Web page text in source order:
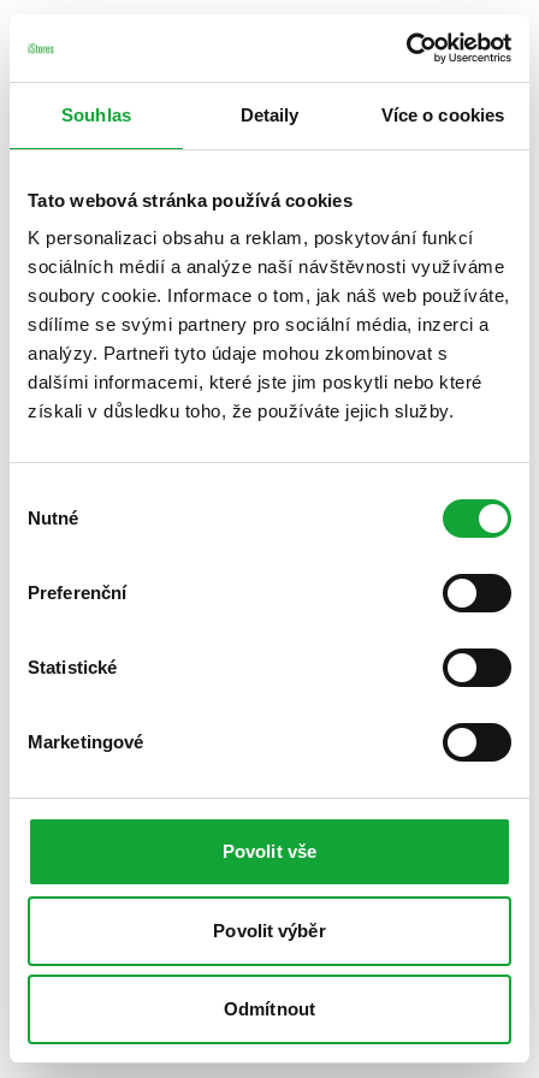
Souhlas Detaily Více o cookies
Tato webová stránka používá cookies
K personalizaci obsahu a reklam, poskytování funkcí
sociálních médií a analýze naší návštěvnosti využíváme
soubory cookie. Informace o tom, jak náš web používáte,
sdílíme se svými partnery pro sociální média, inzerci a
analýzy. Partneři tyto údaje mohou zkombinovat s
dalšími informacemi, které jste jim poskytli nebo které
získali v důsledku toho, že používáte jejich služby.
souhlasu
Nutné
Preferenční
Statistické
Marketingové
Povolit vše
Povolit výběr
Odmítnout